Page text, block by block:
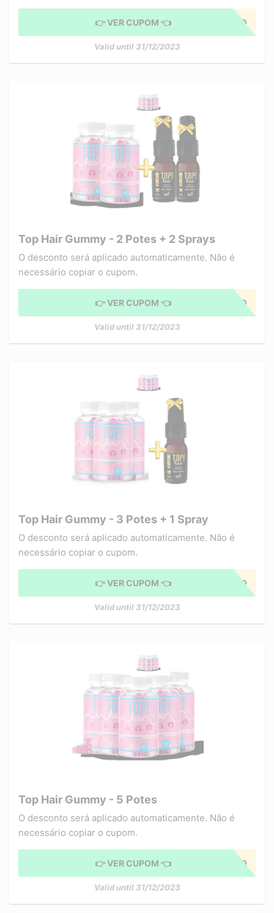
CUPOM APLICADO
👉 VER CUPOM 👈
Valid until 31/12/2023
Top Hair Gummy - 2 Potes + 2 Sprays
O desconto será aplicado automaticamente. Não é
necessário copiar o cupom.
CUPOM APLICADO
👉 VER CUPOM 👈
Valid until 31/12/2023
Top Hair Gummy - 3 Potes + 1 Spray
O desconto será aplicado automaticamente. Não é
necessário copiar o cupom.
CUPOM APLICADO
👉 VER CUPOM 👈
Valid until 31/12/2023
Top Hair Gummy - 5 Potes
O desconto será aplicado automaticamente. Não é
necessário copiar o cupom.
CUPOM APLICADO
👉 VER CUPOM 👈
Valid until 31/12/2023